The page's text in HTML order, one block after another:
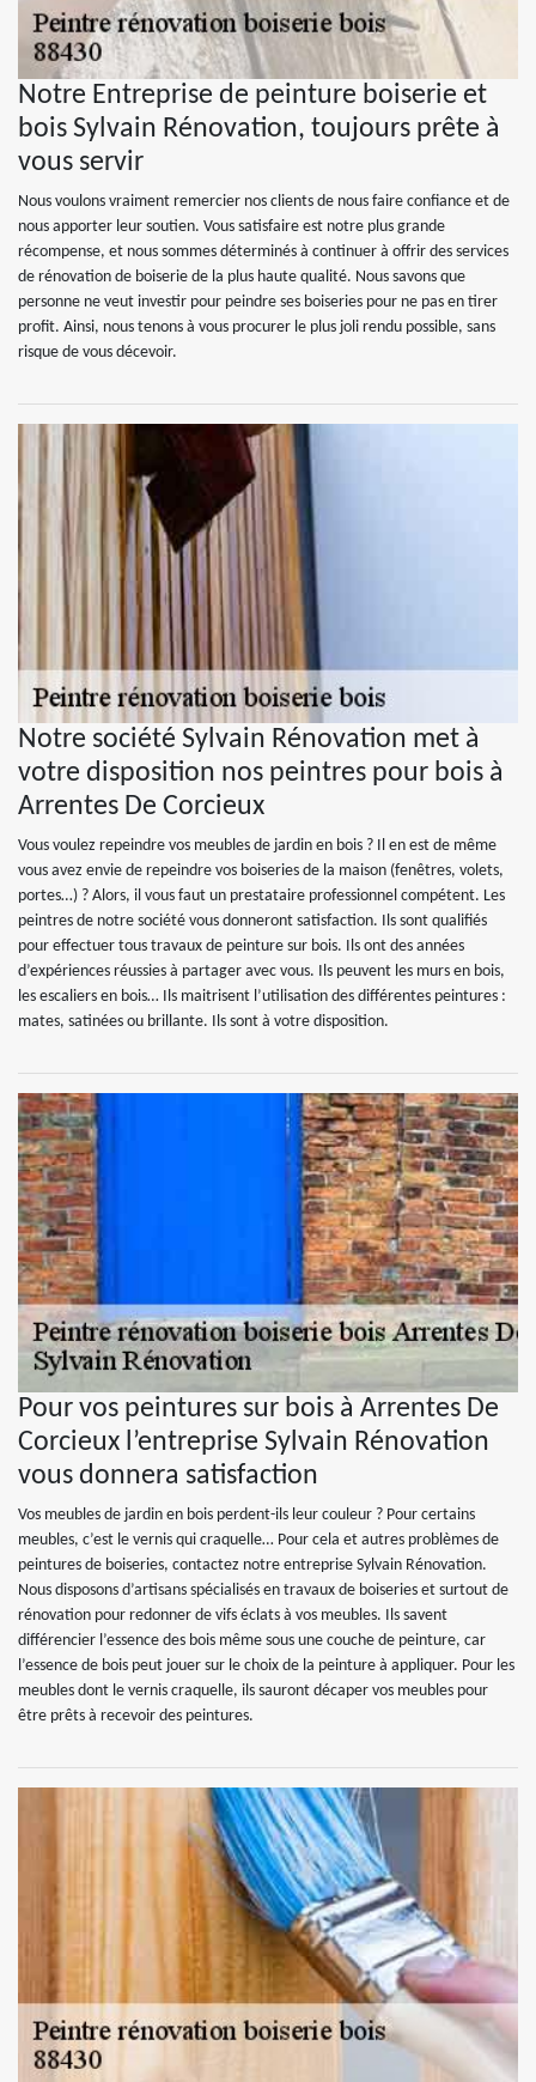
Notre Entreprise de peinture boiserie et
bois Sylvain Rénovation, toujours prête à
vous servir
Nous voulons vraiment remercier nos clients de nous faire confiance et de
nous apporter leur soutien. Vous satisfaire est notre plus grande
récompense, et nous sommes déterminés à continuer à offrir des services
de rénovation de boiserie de la plus haute qualité. Nous savons que
personne ne veut investir pour peindre ses boiseries pour ne pas en tirer
profit. Ainsi, nous tenons à vous procurer le plus joli rendu possible, sans
risque de vous décevoir.
Notre société Sylvain Rénovation met à
votre disposition nos peintres pour bois à
Arrentes De Corcieux
Vous voulez repeindre vos meubles de jardin en bois ? Il en est de même
vous avez envie de repeindre vos boiseries de la maison (fenêtres, volets,
portes…) ? Alors, il vous faut un prestataire professionnel compétent. Les
peintres de notre société vous donneront satisfaction. Ils sont qualifiés
pour effectuer tous travaux de peinture sur bois. Ils ont des années
d’expériences réussies à partager avec vous. Ils peuvent les murs en bois,
les escaliers en bois… Ils maitrisent l’utilisation des différentes peintures :
mates, satinées ou brillante. Ils sont à votre disposition.
Pour vos peintures sur bois à Arrentes De
Corcieux l’entreprise Sylvain Rénovation
vous donnera satisfaction
Vos meubles de jardin en bois perdent-ils leur couleur ? Pour certains
meubles, c’est le vernis qui craquelle… Pour cela et autres problèmes de
peintures de boiseries, contactez notre entreprise Sylvain Rénovation.
Nous disposons d’artisans spécialisés en travaux de boiseries et surtout de
rénovation pour redonner de vifs éclats à vos meubles. Ils savent
différencier l’essence des bois même sous une couche de peinture, car
l’essence de bois peut jouer sur le choix de la peinture à appliquer. Pour les
meubles dont le vernis craquelle, ils sauront décaper vos meubles pour
être prêts à recevoir des peintures.